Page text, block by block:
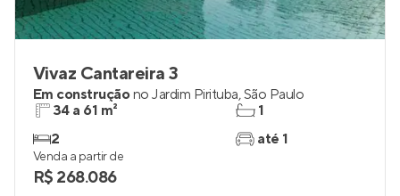
Vivaz Cantareira 3
Em construçãono Jardim Pirituba,São Paulo
34 a 61 m²
2
1
até 1
Venda a partir de
R$ 268.086